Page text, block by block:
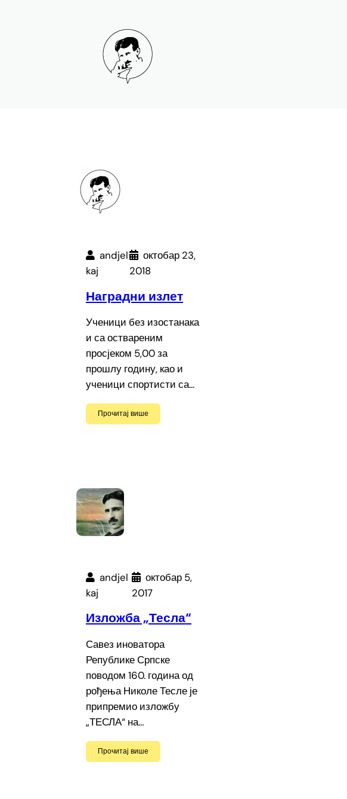
andjel
kaj
октобар 23,
2018
Наградни излет
Ученици без изостанака
и са оствареним
просјеком 5,00 за
прошлу годину, као и
ученици спортисти са…
Прочитај више
andjel
kaj
октобар 5,
2017
Изложба „Тесла“
Савез иноватора
Републике Српске
поводом 160. година од
рођења Николе Тесле је
припремио изложбу
„ТЕСЛА“ на…
Прочитај више